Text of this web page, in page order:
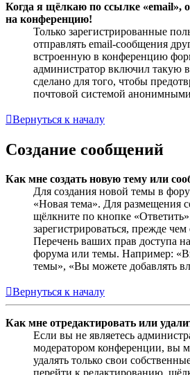
Когда я щёлкаю по ссылке «email»,
на конференцию!
Только зарегистрированные
отправлять email-сообщения
встроенную в конференцию
администратор включил такую
сделано для того, чтобы
почтовой системой
Вернуться к началу
Создание сообщений
Как мне создать новую тему или
Для создания новой темы в
«Новая тема». Для размещения
щёлкните по кнопке
зарегистрироваться, прежде
Перечень ваших прав доступа
форума или темы. Например:
темы», «Вы можете добавлять
Вернуться к началу
Как мне отредактировать или
Если вы не являетесь
модератором конференции, вы
удалять только свои